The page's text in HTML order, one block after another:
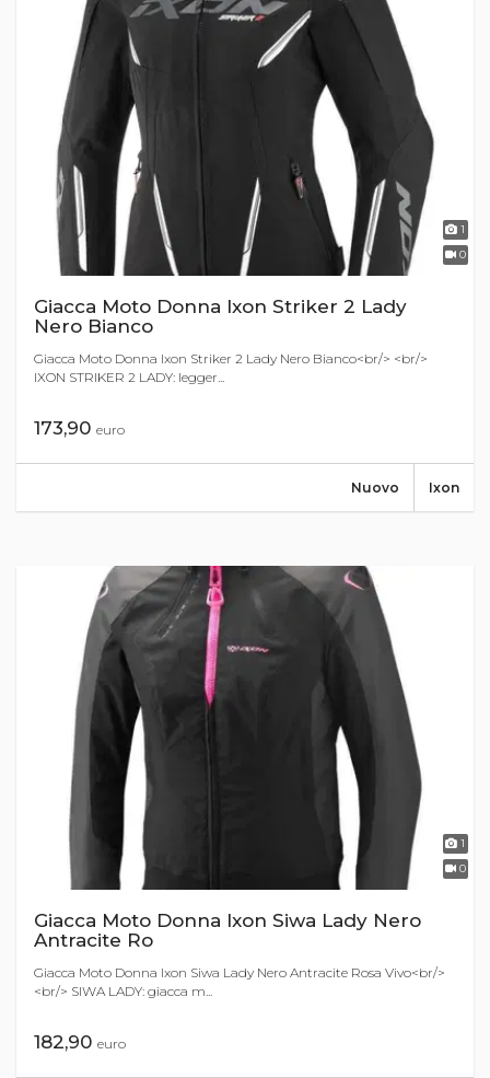
1
0
Giacca Moto Donna Ixon Striker 2 Lady
Nero Bianco
Giacca Moto Donna Ixon Striker 2 Lady Nero Bianco<br/> <br/>
IXON STRIKER 2 LADY: legger...
173,90 euro
Ixon
Nuovo
1
0
Giacca Moto Donna Ixon Siwa Lady Nero
Antracite Ro
Giacca Moto Donna Ixon Siwa Lady Nero Antracite Rosa Vivo<br/>
<br/> SIWA LADY: giacca m...
182,90 euro